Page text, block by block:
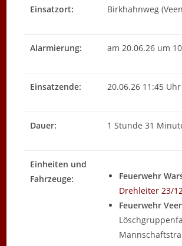
Einsatzort: Birkhahnweg
Alarmierung: am 20.06.26 um
Einsatzende: 20.06.26 11:45 Uhr
Dauer: 1 Stunde 31
Einheiten und
Fahrzeuge:
Feuerwehr
Drehleiter 23/
Feuerwehr